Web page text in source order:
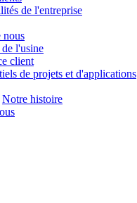
de l'entreprise
nous
l'usine
client
de projets et d'applications
Notre histoire